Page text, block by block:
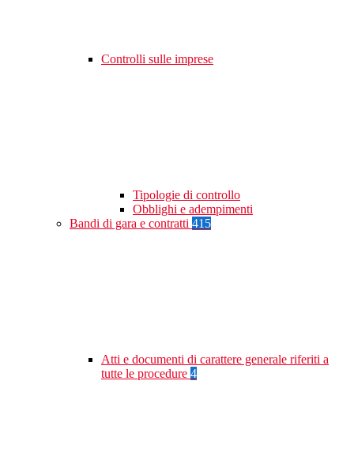
Controlli sulle imprese
Tipologie di controllo
Obblighi e adempimenti
Bandi di gara e contratti 415
Atti e documenti di carattere generale riferiti a
tutte le procedure 4